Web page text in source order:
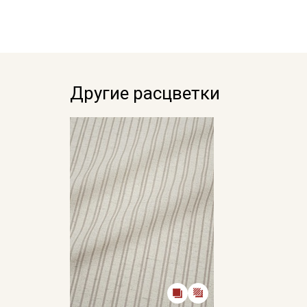
Другие расцветки